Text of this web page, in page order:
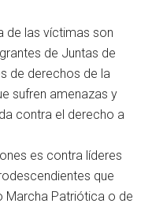
de las víctimas son
de Juntas de
de derechos de la
sufren amenazas y
contra el derecho a
es contra líderes
que
Marcha Patriótica o de